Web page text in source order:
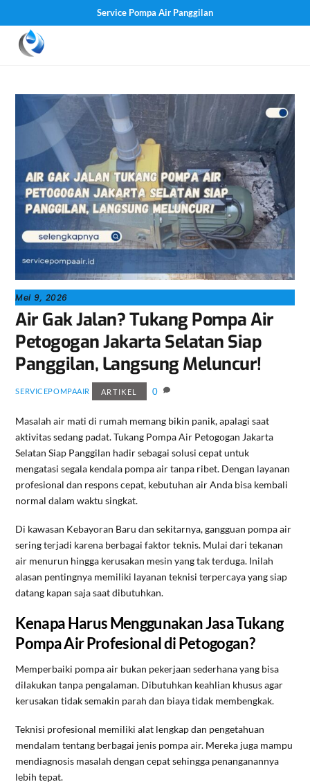
Service Pompa Air Panggilan
Mei 9, 2026
Air Gak Jalan? Tukang Pompa Air
Petogogan Jakarta Selatan Siap
Panggilan, Langsung Meluncur!
SERVICEPOMPAAIR ARTIKEL 0
Masalah air mati di rumah memang bikin panik, apalagi saat
aktivitas sedang padat. Tukang Pompa Air Petogogan Jakarta
Selatan Siap Panggilan hadir sebagai solusi cepat untuk
mengatasi segala kendala pompa air tanpa ribet. Dengan layanan
profesional dan respons cepat, kebutuhan air Anda bisa kembali
normal dalam waktu singkat.
Di kawasan Kebayoran Baru dan sekitarnya, gangguan pompa air
sering terjadi karena berbagai faktor teknis. Mulai dari tekanan
air menurun hingga kerusakan mesin yang tak terduga. Inilah
alasan pentingnya memiliki layanan teknisi terpercaya yang siap
datang kapan saja saat dibutuhkan.
Kenapa Harus Menggunakan Jasa Tukang
Pompa Air Profesional di Petogogan?
Memperbaiki pompa air bukan pekerjaan sederhana yang bisa
dilakukan tanpa pengalaman. Dibutuhkan keahlian khusus agar
kerusakan tidak semakin parah dan biaya tidak membengkak.
Teknisi profesional memiliki alat lengkap dan pengetahuan
mendalam tentang berbagai jenis pompa air. Mereka juga mampu
mendiagnosis masalah dengan cepat sehingga penanganannya
lebih tepat.